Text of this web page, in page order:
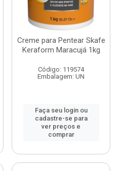
Creme para Pentear Skafe
Keraform Maracujá 1kg
Código: 119574
Embalagem: UN
Faça seu login ou
cadastre-se para
ver preços e
comprar